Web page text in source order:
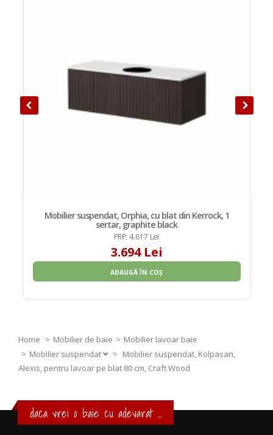
Mobilier suspendat, Orphia, cu blat din Kerrock, 1
sertar, graphite black
PRP: 4.617 Lei
3.694 Lei
ADAUGĂ ÎN COȘ
Home Mobilier de baie
Mobilier lavoar baie
Mobilier suspendat
> Mobilier suspendat, Kolpasan,
Alexis, pentru lavoar pe blat 80 cm, Craft Wood
daca vrei o baie cu adevarat ...